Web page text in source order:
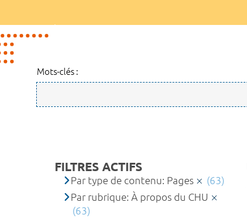
Mots-clés :
FILTRES ACTIFS
Par type de contenu: Pages
(63)
Par rubrique: À propos du CHU
(63)